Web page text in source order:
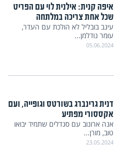
איפה קנית: אילנית לוי עם הפריט
שכל אחת צריכה במלתחה
עינב בובליל לא הולכת עם העדר,
עומר נודלמן...
05.06.2024
דנית גרינברג בשורטס וגופייה, ועם
אקססורי מפתיע
אנה ארונוב עם סנדלים שתמיד יבואו
טוב, מורן...
23.05.2024